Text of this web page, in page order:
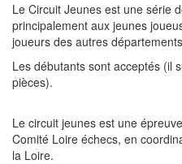
Le Circuit Jeunes est une série
principalement aux jeunes
joueurs des autres
Les débutants sont acceptés (il
pièces).
Le circuit jeunes est une
Comité Loire échecs, en
la Loire.